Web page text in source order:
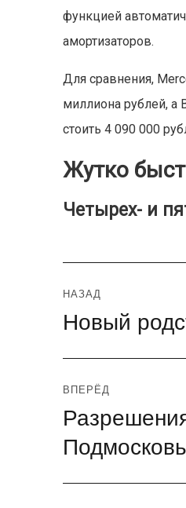
функцией
амортизаторов.
Для сравнения,
миллиона рублей, а
стоить 4 090 000
Жутко
Четырех- и
Навигация
по
записям
НАЗАД
Предыдущая
Новый
ВПЕРЁД
Следующая
запись: